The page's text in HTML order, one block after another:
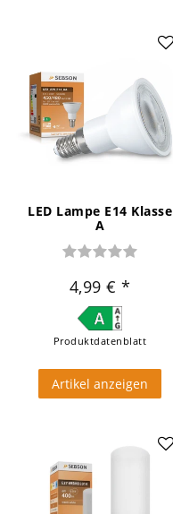
LED Lampe E14 Klasse
A
4,99 €
Produktdatenblatt
Artikel anzeigen